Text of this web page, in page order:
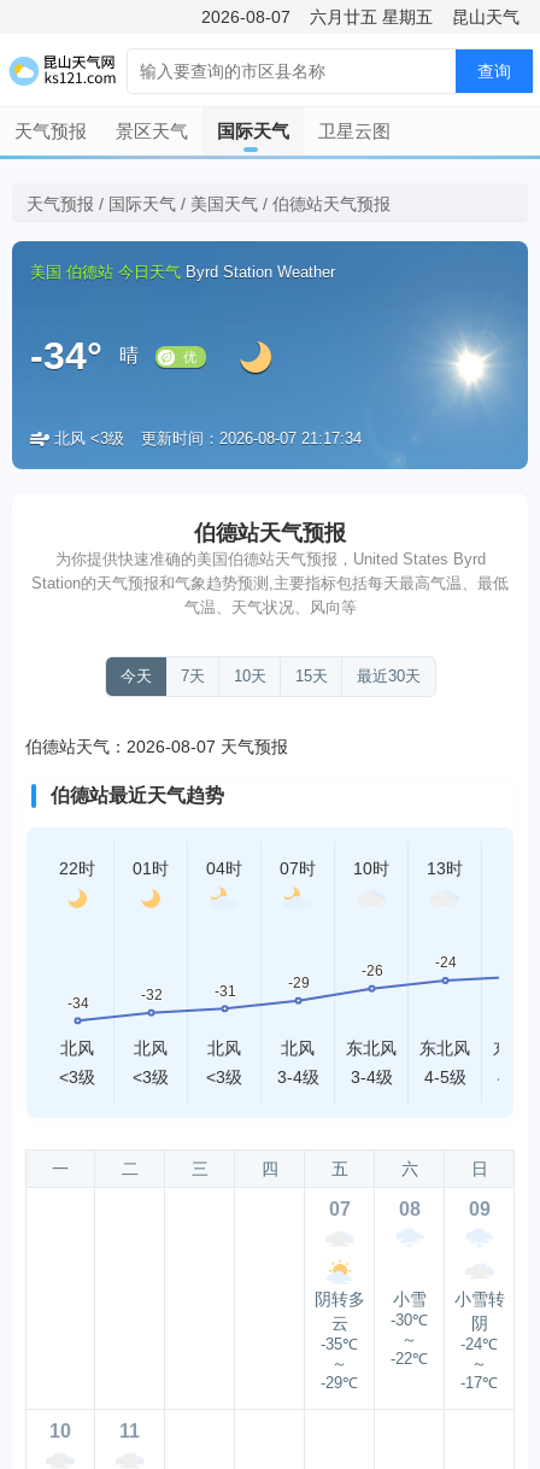
2026-08-07 六月廿五 星期五 昆山天气
查询
天气预报 景区天气 国际天气 卫星云图
天气预报 / 国际天气 / 美国天气 / 伯德站天气预报
美国 伯德站 今日天气 Byrd Station Weather
-34° 晴
优
北风 <3级 更新时间：2026-08-07 21:17:34
伯德站天气预报
为你提供快速准确的美国伯德站天气预报，United States Byrd
Station的天气预报和气象趋势预测,主要指标包括每天最高气温、最低
气温、天气状况、风向等
今天 7天 10天 15天 最近30天
伯德站天气：2026-08-07 天气预报
伯德站最近天气趋势
22时
北风
<3级
01时
北风
<3级
04时
北风
<3级
07时
北风
3-4级
10时
东北风
3-4级
13时
东北风
4-5级
东北
4-5级
一 二 三 四 五 六 日
07
阴转多
云
-35℃
～
-29℃
08
小雪
-30℃
～
-22℃
09
小雪转
阴
-24℃
～
-17℃
10 11